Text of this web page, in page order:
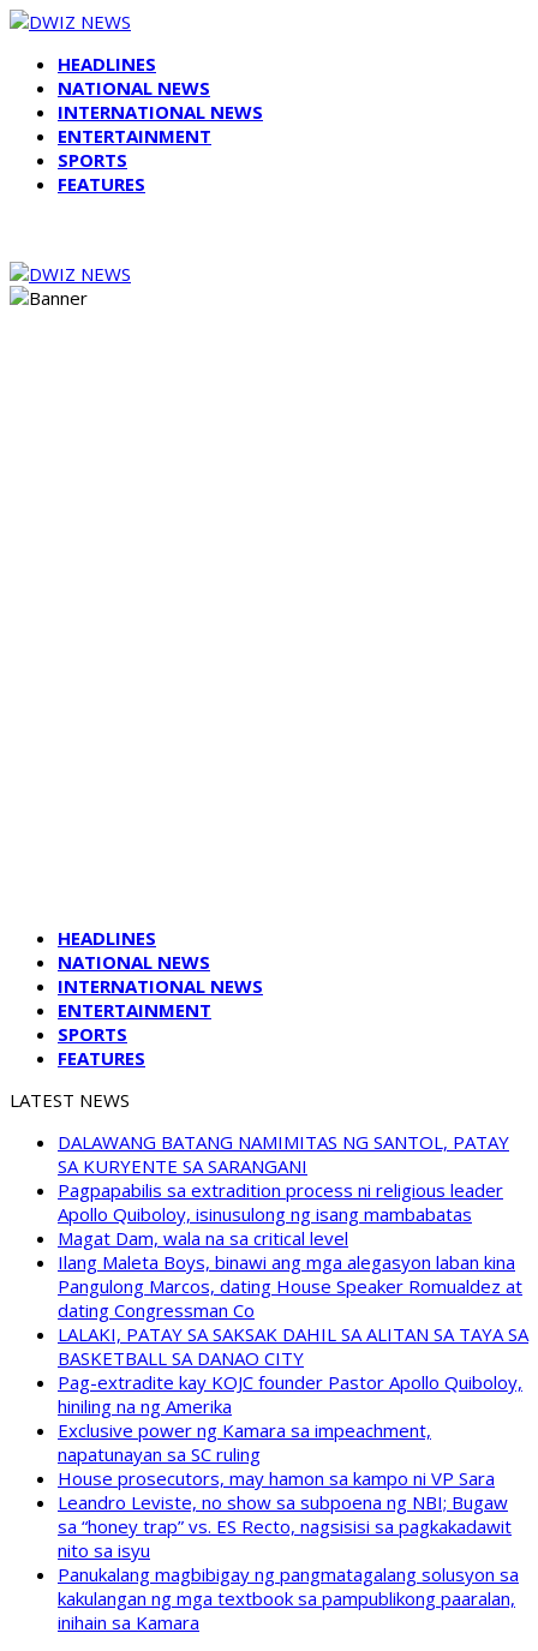
HEADLINES
NATIONAL NEWS
INTERNATIONAL NEWS
ENTERTAINMENT
SPORTS
FEATURES
HEADLINES
NATIONAL NEWS
INTERNATIONAL NEWS
ENTERTAINMENT
SPORTS
FEATURES
LATEST NEWS
DALAWANG BATANG NAMIMITAS NG SANTOL, PATAY
SA KURYENTE SA SARANGANI
Pagpapabilis sa extradition process ni religious leader
Apollo Quiboloy, isinusulong ng isang mambabatas
Magat Dam, wala na sa critical level
Ilang Maleta Boys, binawi ang mga alegasyon laban kina
Pangulong Marcos, dating House Speaker Romualdez at
dating Congressman Co
LALAKI, PATAY SA SAKSAK DAHIL SA ALITAN SA TAYA SA
BASKETBALL SA DANAO CITY
Pag-extradite kay KOJC founder Pastor Apollo Quiboloy,
hiniling na ng Amerika
Exclusive power ng Kamara sa impeachment,
napatunayan sa SC ruling
House prosecutors, may hamon sa kampo ni VP Sara
Leandro Leviste, no show sa subpoena ng NBI; Bugaw
sa “honey trap” vs. ES Recto, nagsisisi sa pagkakadawit
nito sa isyu
Panukalang magbibigay ng pangmatagalang solusyon sa
kakulangan ng mga textbook sa pampublikong paaralan,
inihain sa Kamara